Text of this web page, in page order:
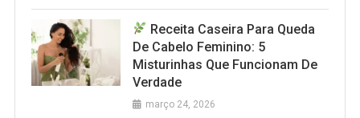
Receita Caseira Para Queda
De Cabelo Feminino: 5
Misturinhas Que Funcionam De
Verdade
março 24, 2026